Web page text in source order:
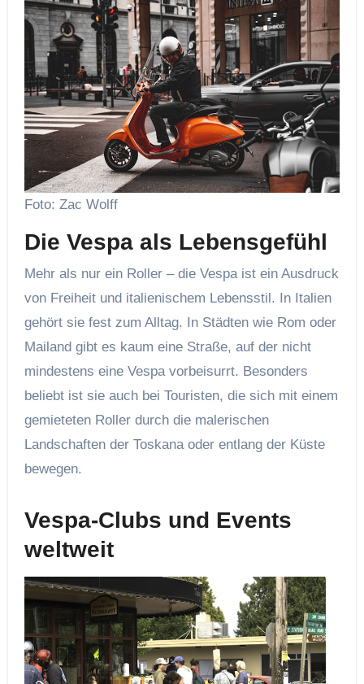
Foto: Zac Wolff
Die Vespa als Lebensgefühl
Mehr als nur ein Roller – die Vespa ist ein Ausdruck
von Freiheit und italienischem Lebensstil. In Italien
gehört sie fest zum Alltag. In Städten wie Rom oder
Mailand gibt es kaum eine Straße, auf der nicht
mindestens eine Vespa vorbeisurrt. Besonders
beliebt ist sie auch bei Touristen, die sich mit einem
gemieteten Roller durch die malerischen
Landschaften der Toskana oder entlang der Küste
bewegen.
Vespa-Clubs und Events
weltweit